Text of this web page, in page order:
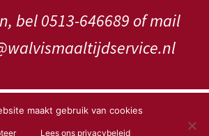
bel 0513-646689 of mail
V.o.f.
maakt gebruik van cookies
Lees ons privacybeleid